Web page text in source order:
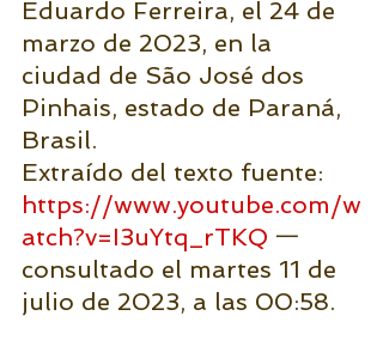
Eduardo Ferreira, el 24 de
marzo de 2023, en la
ciudad de São José dos
Pinhais, estado de Paraná,
Brasil.
Extraído del texto fuente:
https://www.youtube.com/w
atch?v=I3uYtq_rTKQ 一
consultado el martes 11 de
julio de 2023, a las 00:58.